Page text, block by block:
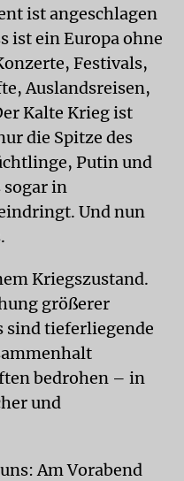
ist angeschlagen
ist ein Europa ohne
Festivals,
Auslandsreisen,
Kalte Krieg ist
die Spitze des
Putin und
sogar in
Und nun
Kriegszustand.
größerer
sind tieferliegende
bedrohen – in
und
Am Vorabend